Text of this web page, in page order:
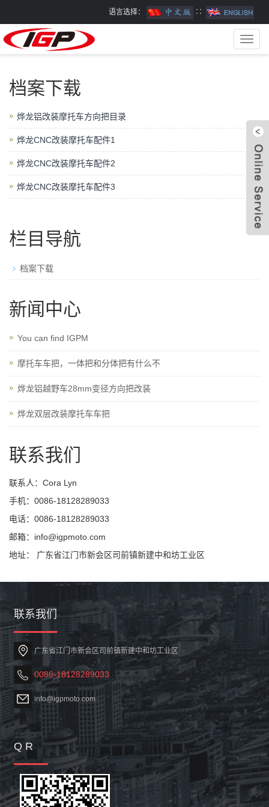
语言选择： ∷
档案下载
烨龙铝改装摩托车方向把目录
烨龙CNC改装摩托车配件1
烨龙CNC改装摩托车配件2
烨龙CNC改装摩托车配件3
栏目导航
档案下载
新闻中心
You can find IGPM
摩托车车把，一体把和分体把有什么不
烨龙铝越野车28mm变径方向把改装
烨龙双层改装摩托车车把
联系我们
联系人：Cora Lyn
手机：0086-18128289033
电话：0086-18128289033
邮箱：info@igpmoto.com
地址： 广东省江门市新会区司前镇新建中和坊工业区
联系我们
广东省江门市新会区司前镇新建中和坊工业区
0086-18128289033
info@igpmoto.com
Q R